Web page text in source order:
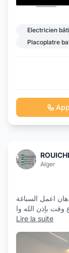
Electricien
Placoplatre
Alger
اعمل السباغة
بإذن الله وا
Lire la suite